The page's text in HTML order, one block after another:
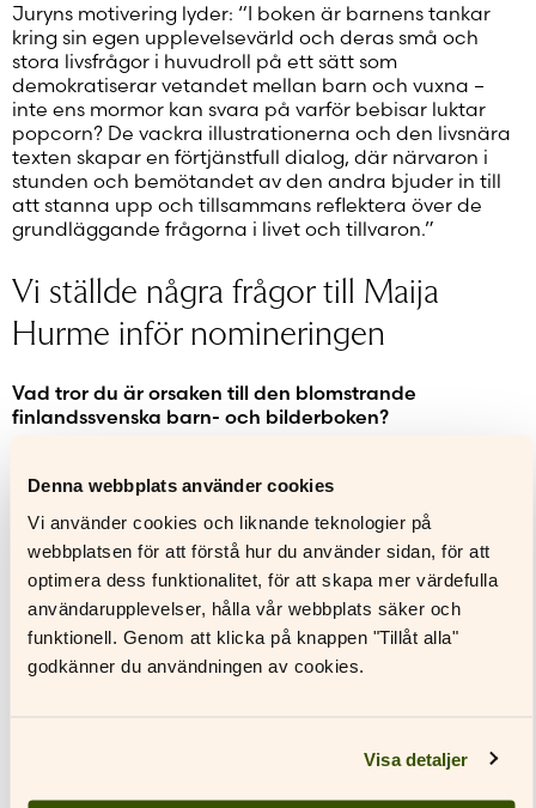
Denna webbplats använder cookies
Vi använder cookies och liknande teknologier på
webbplatsen för att förstå hur du använder sidan, för att
optimera dess funktionalitet, för att skapa mer värdefulla
användarupplevelser, hålla vår webbplats säker och
funktionell. Genom att klicka på knappen "Tillåt alla"
godkänner du användningen av cookies.
Visa detaljer
Juryns motivering lyder: “I boken är barnens tankar
kring sin egen upplevelsevärld och deras små och
stora livsfrågor i huvudroll på ett sätt som
demokratiserar vetandet mellan barn och vuxna –
inte ens mormor kan svara på varför bebisar luktar
popcorn? De vackra illustrationerna och den livsnära
texten skapar en förtjänstfull dialog, där närvaron i
stunden och bemötandet av den andra bjuder in till
att stanna upp och tillsammans reflektera över de
grundläggande frågorna i livet och tillvaron.”
Vi ställde några frågor till Maija
Hurme inför nomineringen
Vad tror du är orsaken till den blomstrande
finlandssvenska barn- och bilderboken?
skickliga barnboksskapare. Men det räcker inte, det
är bra på att nosa fram nya förmågor och som kan
stöda skapandet. Det behövs pengar, alltså stipendier
för att bokskaparna ska kunna satsa tid på att göra
de här böckerna och det behövs ett litterärt samtal
kring böckerna, att böcker recenseras och diskuteras.
Dessutom behövs vuxna med kunskap om
barnlitteratur, de som jobbar med
recensioner på svenska, men kanske en eller ingen på
finska. Så stor är skillnaden.